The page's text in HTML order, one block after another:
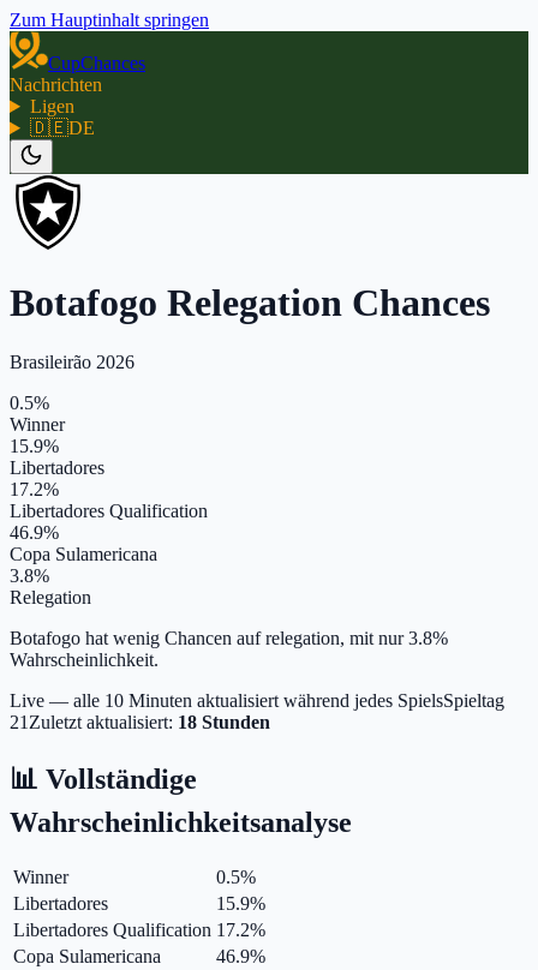
Zum Hauptinhalt springen
CupChances
Nachrichten
Ligen
🇩🇪DE
Botafogo Relegation Chances
Brasileirão 2026
0.5%
Winner
15.9%
Libertadores
17.2%
Libertadores Qualification
46.9%
Copa Sulamericana
3.8%
Relegation
Botafogo hat wenig Chancen auf relegation, mit nur 3.8%
Wahrscheinlichkeit.
Live — alle 10 Minuten aktualisiert während jedes SpielsSpieltag
21 Zuletzt aktualisiert: 18 Stunden
📊 Vollständige
Wahrscheinlichkeitsanalyse
Winner 0.5%
Libertadores
15.9%
Libertadores Qualification 17.2%
Copa Sulamericana
46.9%